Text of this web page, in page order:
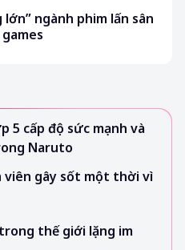
lớn” ngành phim lấn sân
5 cấp độ sức mạnh và
Naruto
viên gây sốt một thời vì
thế giới lặng im